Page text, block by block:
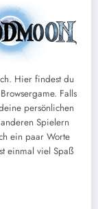
Hier findest du
Falls
persönlichen
Spielern
ein paar Worte
einmal viel Spaß